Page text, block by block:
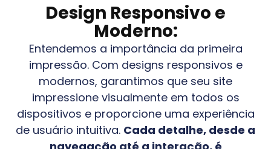
Design Responsivo e
Moderno:
Entendemos a importância da primeira
impressão. Com designs responsivos e
modernos, garantimos que seu site
impressione visualmente em todos os
dispositivos e proporcione uma experiência
de usuário intuitiva. Cada detalhe, desde a